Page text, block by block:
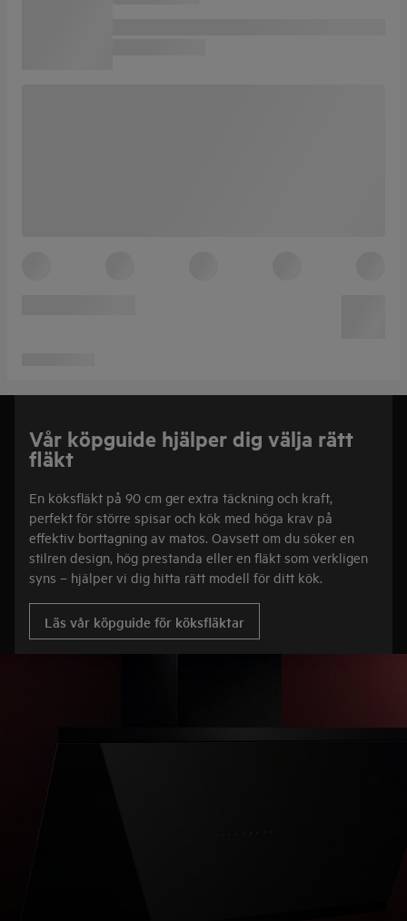
Vår köpguide hjälper dig välja rätt
fläkt
En köksfläkt på 90 cm ger extra täckning och kraft,
perfekt för större spisar och kök med höga krav på
effektiv borttagning av matos. Oavsett om du söker en
stilren design, hög prestanda eller en fläkt som verkligen
syns – hjälper vi dig hitta rätt modell för ditt kök.
Läs vår köpguide för köksfläktar